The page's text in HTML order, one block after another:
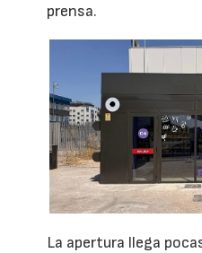
prensa.
La apertura llega